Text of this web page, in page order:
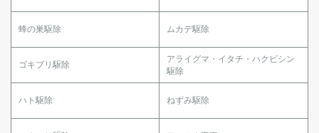
蜂の巣駆除 ムカデ駆除
ゴキブリ駆除
アライグマ・イタチ・ハクビシン
駆除
ハト駆除 ねずみ駆除